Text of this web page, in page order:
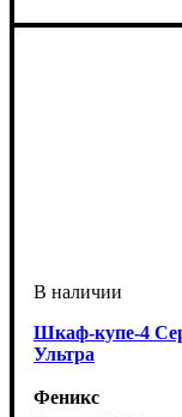
Шкаф-купе-4
Ультра
Феникс